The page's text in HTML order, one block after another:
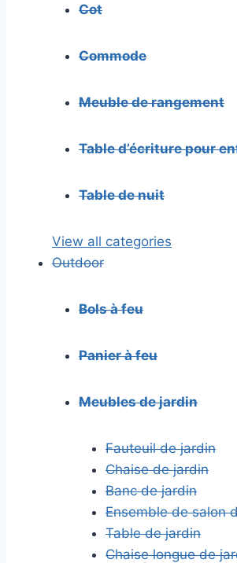
Cot
Commode
Meuble de rangement
Table d’écriture pour
Table de nuit
View all categories
Outdoor
Bols à feu
Panier à feu
Meubles de jardin
Fauteuil de jardin
Chaise de jardin
Banc de jardin
Ensemble de salon
Table de jardin
Chaise longue de